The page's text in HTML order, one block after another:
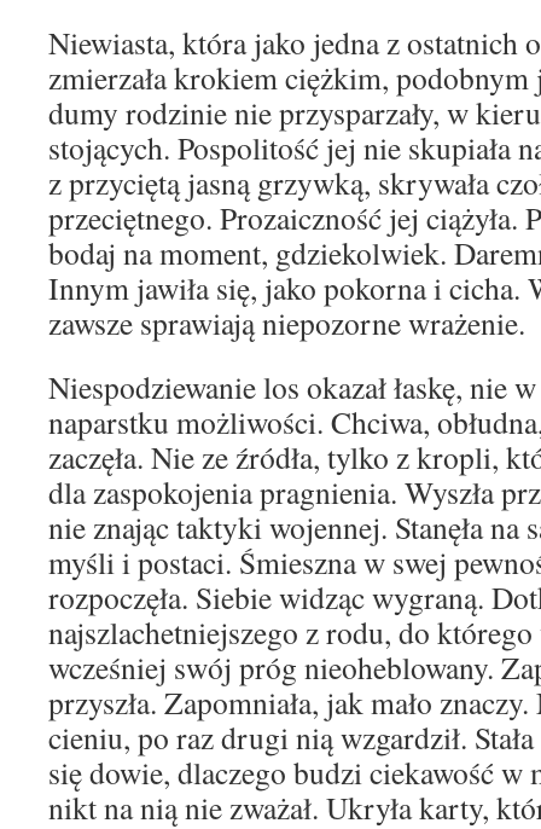
Niewiasta, która jako jedna z ostatnich
zmierzała krokiem ciężkim,
dumy rodzinie nie przysparzały, w
stojących. Pospolitość jej nie skupiała
z przyciętą jasną grzywką, skrywała
przeciętnego. Prozaiczność jej ciążyła.
bodaj na moment, gdziekolwiek.
Innym jawiła się, jako pokorna i cicha.
zawsze sprawiają niepozorne wrażenie.
Niespodziewanie los okazał łaskę, nie
naparstku możliwości. Chciwa,
zaczęła. Nie ze źródła, tylko z kropli,
dla zaspokojenia pragnienia. Wyszła
nie znając taktyki wojennej. Stanęła na
myśli i postaci. Śmieszna w swej
rozpoczęła. Siebie widząc wygraną.
najszlachetniejszego z rodu, do którego
wcześniej swój próg nieoheblowany.
przyszła. Zapomniała, jak mało
cieniu, po raz drugi nią wzgardził.
się dowie, dlaczego budzi ciekawość
nikt na nią nie zważał. Ukryła karty,